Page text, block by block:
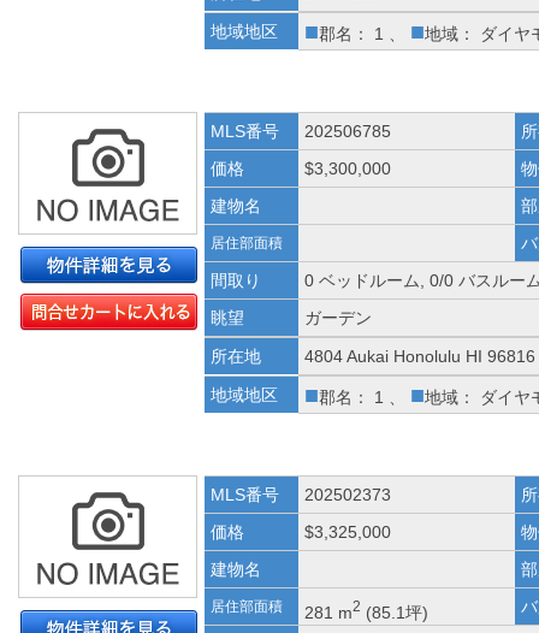
地域地区
■郡名： 1 、 ■地域： ダイヤ
MLS番号 202506785
価格
$3,300,000
建物名
居住部面積
間取り
0 ベッドルーム, 0/0 バスルー
眺望
ガーデン
所在地
4804 Aukai Honolulu HI 96816
地域地区
■郡名： 1 、 ■地域： ダイヤ
MLS番号 202502373
価格
$3,325,000
建物名
居住部面積 281 m2 (85.1坪)